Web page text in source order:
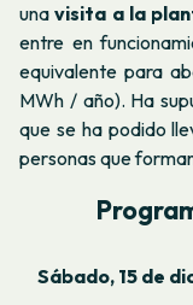
unavisita a la
entre en
equivalente para
MWh / año). Ha
que se ha podido
personas que
Sábado, 15 de